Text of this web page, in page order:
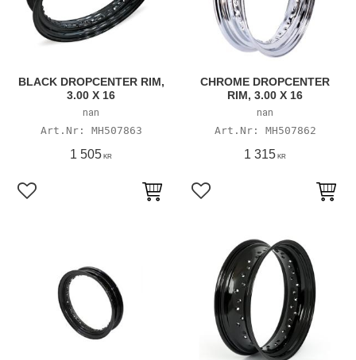
BLACK DROPCENTER RIM,
3.00 X 16
nan
MH507863
1 505 KR
Lägg till i favoriter
CHROME DROPCENTER
RIM, 3.00 X 16
nan
MH507862
1 315 KR
Lägg till i favoriter